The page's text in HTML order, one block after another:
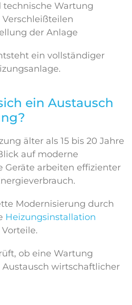
technische Wartung
der Anlage
ein vollständiger
ein Austausch
älter als 15 bis 20 Jahre
auf moderne
Geräte arbeiten effizienter
Modernisierung durch
Heizungsinstallation
ob eine Wartung
wirtschaftlicher